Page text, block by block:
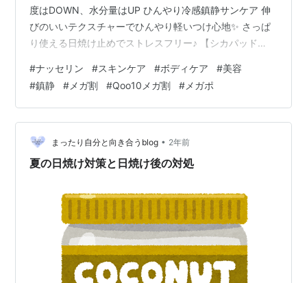
度はDOWN、水分量はUP ひんやり冷感鎮静サンケア 伸
びのいいテクスチャーでひんやり軽いつけ心地✨ さっぱ
り使える日焼け止めでストレスフリー♪ 【シカパッド
リング＆鎮静 シカの葉を丸ごとすり潰したクーリング鎮
静パッドで健康的な肌を目指せそう✨ 肌のゆらぎ時期に
おすすめだよ◎ 【シカカーミングバームストロング
50ml】 塗る冷蔵庫バーム 運動必須アイテム バームなん
だけどそんなに重くない使い心地♪ ひんやり保湿してく…
#ナッセリン #スキンケア #ボディケア #美容
#鎮静 # メガ割 #Qoo10メガ割 # メガポ
まったり自分と向き合うblog • 2年前
夏の日焼け対策と日焼け後の対処